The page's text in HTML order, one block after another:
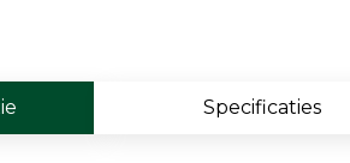
Specificaties